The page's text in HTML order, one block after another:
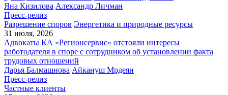
Яна Кизилова Александр Личман
Пресс-релиз
Разрешение споров Энергетика и природные ресурсы
31 июля, 2026
Адвокаты КА «Регионсервис» отстояли интересы
работодателя в споре с сотрудником об установлении факта
трудовых отношений
Дарья Балмашнова Айкануш Мрдеян
Пресс-релиз
Частные клиенты